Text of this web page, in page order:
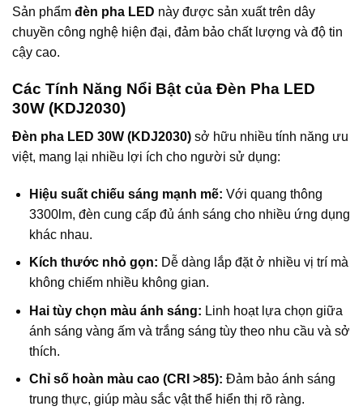
Sản phẩm đèn pha LED này được sản xuất trên dây
chuyền công nghệ hiện đại, đảm bảo chất lượng và độ tin
cậy cao.
Các Tính Năng Nổi Bật của Đèn Pha LED
30W (KDJ2030)
Đèn pha LED 30W (KDJ2030) sở hữu nhiều tính năng ưu
việt, mang lại nhiều lợi ích cho người sử dụng:
Hiệu suất chiếu sáng mạnh mẽ: Với quang thông
3300lm, đèn cung cấp đủ ánh sáng cho nhiều ứng dụng
khác nhau.
Kích thước nhỏ gọn: Dễ dàng lắp đặt ở nhiều vị trí mà
không chiếm nhiều không gian.
Hai tùy chọn màu ánh sáng: Linh hoạt lựa chọn giữa
ánh sáng vàng ấm và trắng sáng tùy theo nhu cầu và sở
thích.
Chỉ số hoàn màu cao (CRI >85): Đảm bảo ánh sáng
trung thực, giúp màu sắc vật thể hiển thị rõ ràng.